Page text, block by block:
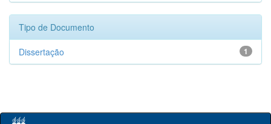
Tipo de Documento
1
Dissertação